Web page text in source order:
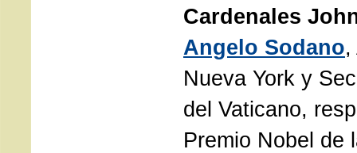
Cardenales
Angelo Sodano,
Nueva York y
del Vaticano,
Premio Nobel de